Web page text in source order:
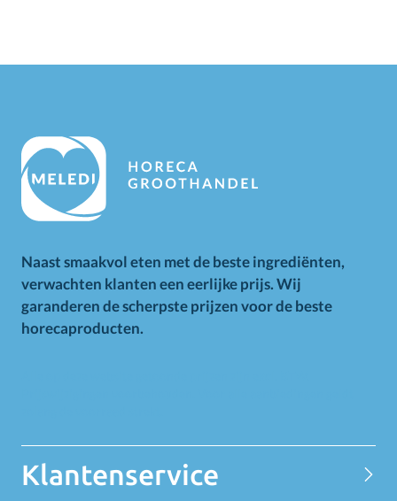
Naast smaakvol eten met de beste ingrediënten,
verwachten klanten een eerlijke prijs. Wij
garanderen de scherpste prijzen voor de beste
horecaproducten.
Klantenservice